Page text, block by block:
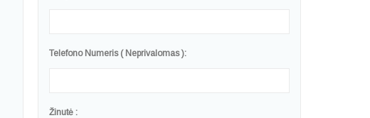
Telefono Numeris ( Neprivalomas ):
Žinutė :